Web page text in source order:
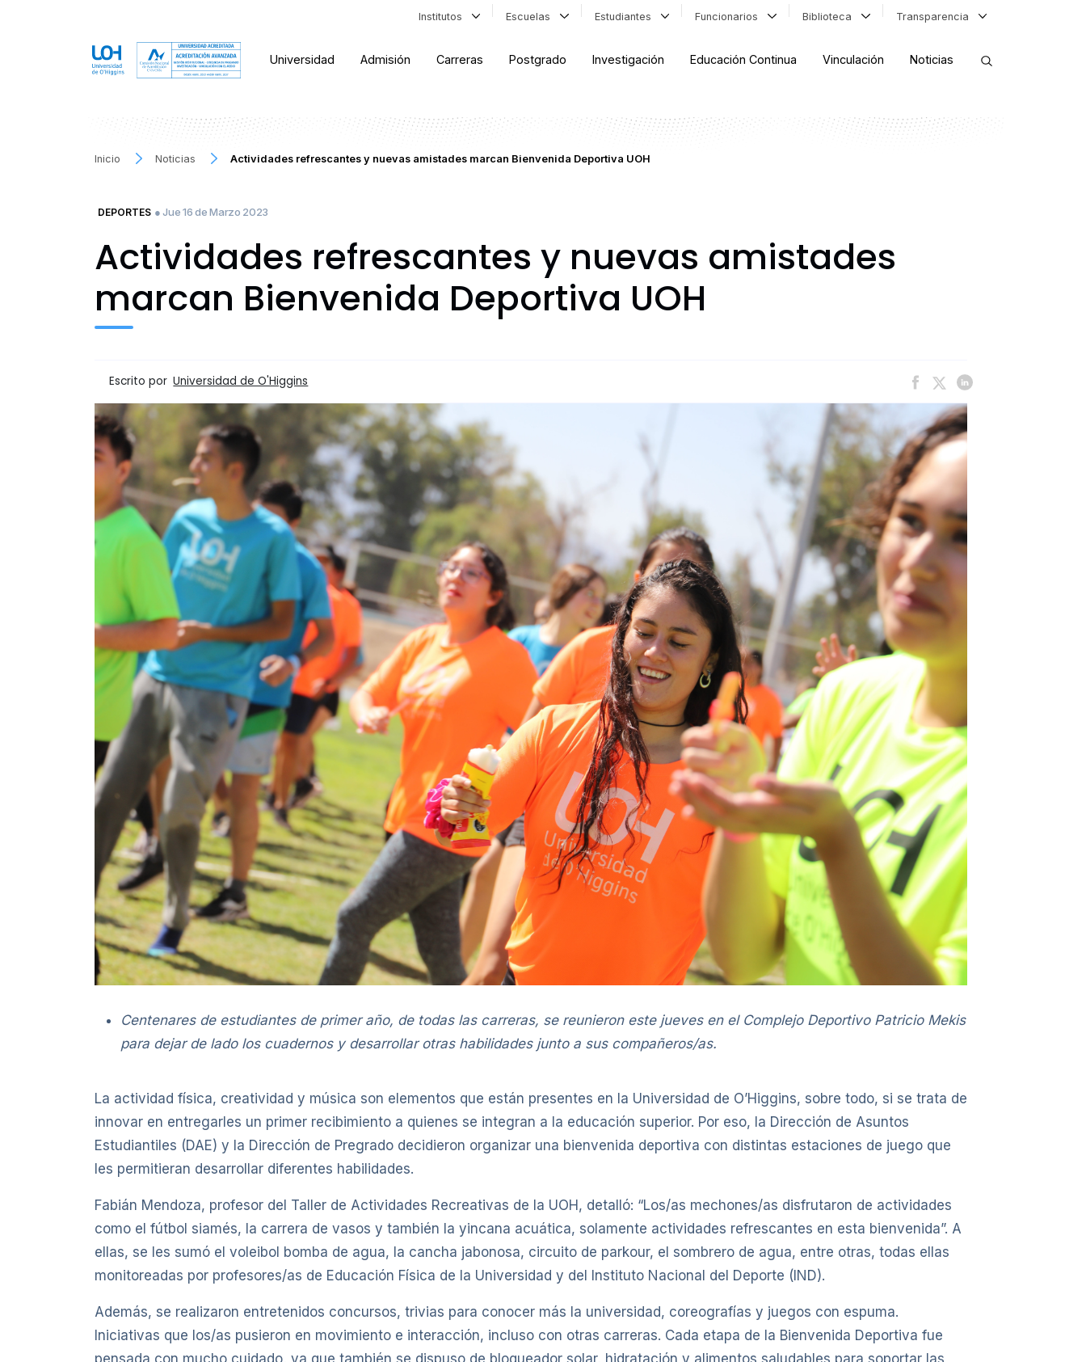
Institutos Escuelas Estudiantes Funcionarios Biblioteca Transparencia
Universidad Admisión Carreras Postgrado Investigación Educación Continua Vinculación Noticias
Inicio Noticias Actividades refrescantes y nuevas amistades marcan Bienvenida Deportiva UOH
DEPORTES ● Jue 16 de Marzo 2023
Actividades refrescantes y nuevas amistades
marcan Bienvenida Deportiva UOH
Escrito por Universidad de O'Higgins
Centenares de estudiantes de primer año, de todas las carreras, se reunieron este jueves en el Complejo Deportivo Patricio Mekis
para dejar de lado los cuadernos y desarrollar otras habilidades junto a sus compañeros/as.
La actividad física, creatividad y música son elementos que están presentes en la Universidad de O’Higgins, sobre todo, si se trata de
innovar en entregarles un primer recibimiento a quienes se integran a la educación superior. Por eso, la Dirección de Asuntos
Estudiantiles (DAE) y la Dirección de Pregrado decidieron organizar una bienvenida deportiva con distintas estaciones de juego que
les permitieran desarrollar diferentes habilidades.
Fabián Mendoza, profesor del Taller de Actividades Recreativas de la UOH, detalló: “Los/as mechones/as disfrutaron de actividades
como el fútbol siamés, la carrera de vasos y también la yincana acuática, solamente actividades refrescantes en esta bienvenida”. A
ellas, se les sumó el voleibol bomba de agua, la cancha jabonosa, circuito de parkour, el sombrero de agua, entre otras, todas ellas
monitoreadas por profesores/as de Educación Física de la Universidad y del Instituto Nacional del Deporte (IND).
Además, se realizaron entretenidos concursos, trivias para conocer más la universidad, coreografías y juegos con espuma.
Iniciativas que los/as pusieron en movimiento e interacción, incluso con otras carreras. Cada etapa de la Bienvenida Deportiva fue
pensada con mucho cuidado, ya que también se dispuso de bloqueador solar, hidratación y alimentos saludables para soportar las